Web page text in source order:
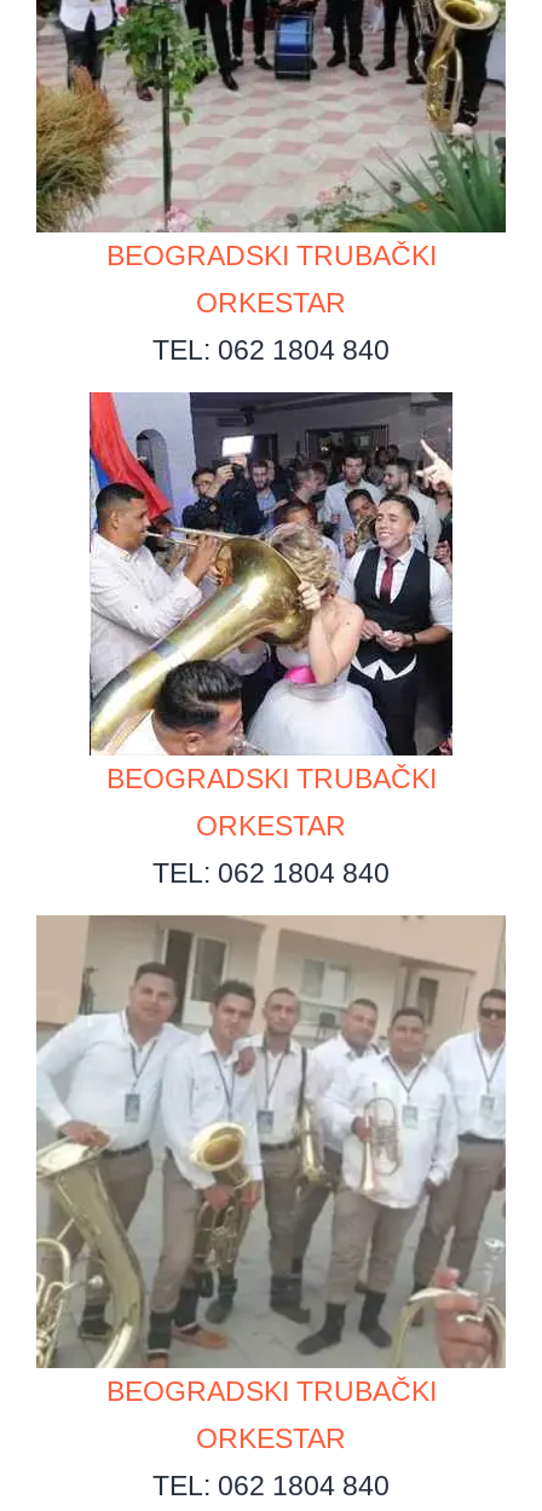
BEOGRADSKI TRUBAČKI
ORKESTAR
TEL: 062 1804 840
BEOGRADSKI TRUBAČKI
ORKESTAR
TEL: 062 1804 840
BEOGRADSKI TRUBAČKI
ORKESTAR
TEL: 062 1804 840